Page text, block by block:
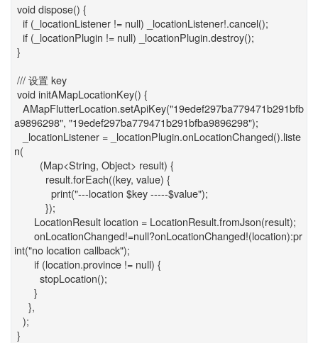
void dispose() {
if (_locationListener != null) _locationListener!.cancel();
if (_locationPlugin != null) _locationPlugin.destroy();
}
/// 设置 key
void initAMapLocationKey() {
AMapFlutterLocation.setApiKey("19edef297ba779471b291bfb
a9896298", "19edef297ba779471b291bfba9896298");
_locationListener = _locationPlugin.onLocationChanged().liste
n(
(Map<String, Object> result) {
result.forEach((key, value) {
print("---location $key -----$value");
});
LocationResult location = LocationResult.fromJson(result);
onLocationChanged!=null?onLocationChanged!(location):pr
int("no location callback");
if (location.province != null) {
stopLocation();
}
},
);
}